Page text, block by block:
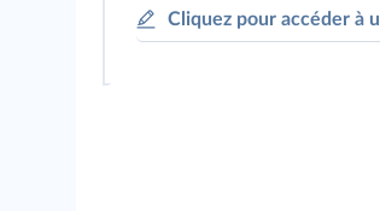
Cliquez pour accéder à